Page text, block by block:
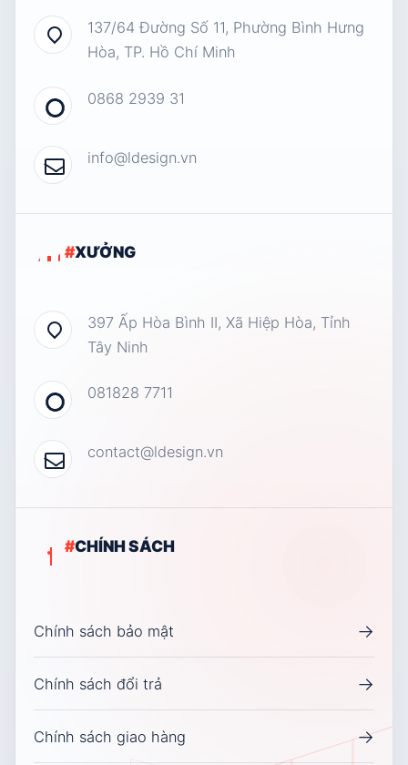
137/64 Đường Số 11, Phường Bình Hưng
Hòa, TP. Hồ Chí Minh
0868 2939 31
info@ldesign.vn
#XƯỞNG
397 Ấp Hòa Bình II, Xã Hiệp Hòa, Tỉnh
Tây Ninh
081828 7711
contact@ldesign.vn
#CHÍNH SÁCH
Chính sách bảo mật →
Chính sách đổi trả →
Chính sách giao hàng →